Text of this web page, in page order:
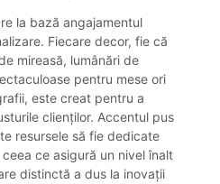
la bază angajamentul
Fiecare decor, fie că
mireasă, lumânări de
pentru mese ori
este creat pentru a
clienților. Accentul pus
resursele să fie dedicate
ce asigură un nivel înalt
distinctă a dus la inovații